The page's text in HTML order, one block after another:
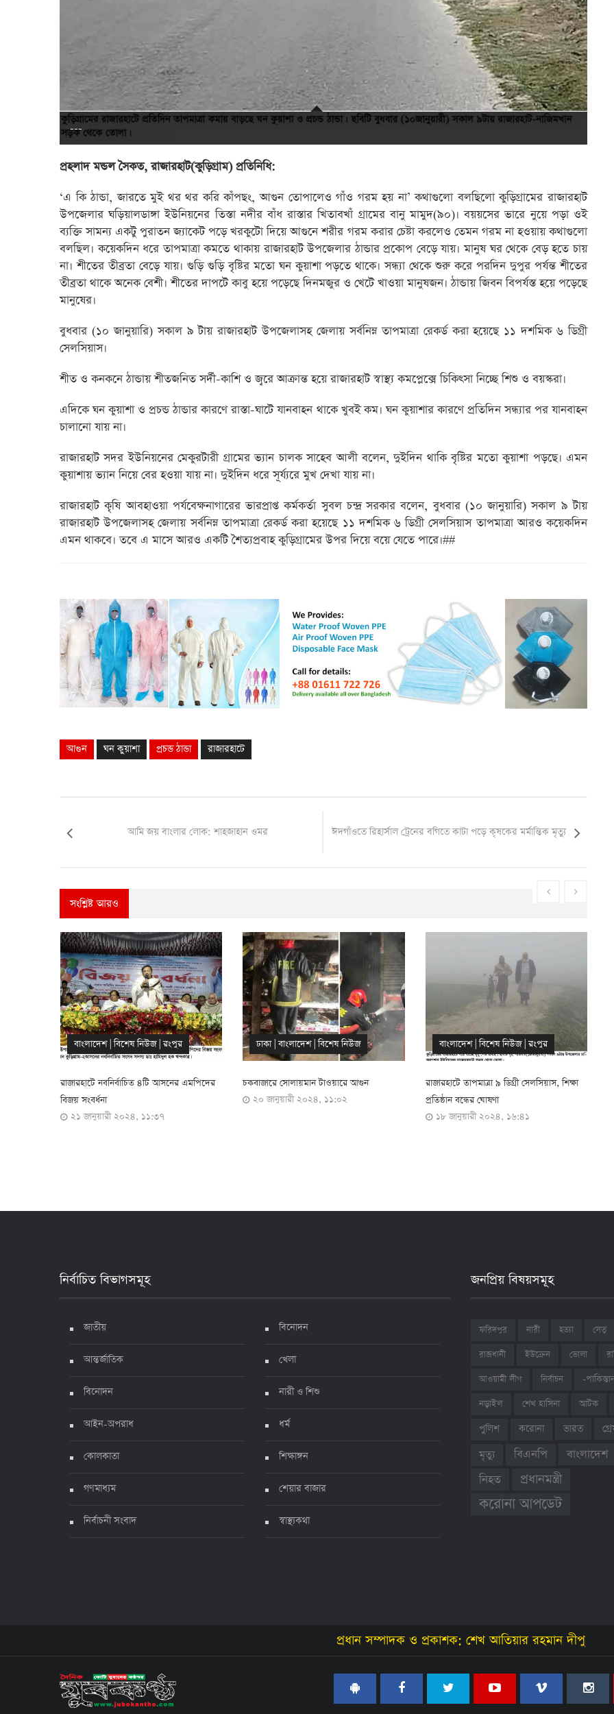
---
প্রহলাদ মন্ডল সৈকত, রাজারহাট(কুড়িগ্রাম) প্রতিনিধি:
‘এ কি ঠান্ডা, জারতে মুই থর থর করি কাঁপছং, আগুন তোপালেও গাঁও গরম হয় না’ কথাগুলো বলছিলো কুড়িগ্রামের রাজারহাট
উপজেলার ঘড়িয়ালডাঙ্গা ইউনিয়নের তিস্তা নদীর বাঁধ রাস্তার খিতাবখাঁ গ্রামের বানু মামুদ(৯০)। বয়য়সের ভারে নুয়ে পড়া ওই
ব্যক্তি সামন্য একটু পুরাতন জ্যাকেট পড়ে খরকুটো দিয়ে আগুনে শরীর গরম করার চেষ্টা করলেও তেমন গরম না হওয়ায় কথাগুলো
বলছিল। কয়েকদিন ধরে তাপমাত্রা কমতে থাকায় রাজারহাট উপজেলার ঠান্ডার প্রকোপ বেড়ে যায়। মানুষ ঘর থেকে বেড় হতে চায়
না। শীতের তীব্রতা বেড়ে যায়। গুড়ি গুড়ি বৃষ্টির মতো ঘন কুয়াশা পড়তে থাকে। সন্ধ্যা থেকে শুরু করে পরদিন দুপুর পর্যন্ত শীতের
তীব্রতা থাকে অনেক বেশী। শীতের দাপটে কাবু হয়ে পড়েছে দিনমজুর ও খেটে খাওয়া মানুষজন। ঠান্ডায় জিবন বিপর্যস্ত হয়ে পড়েছে
মানুষের।
বুধবার (১০ জানুয়ারি) সকাল ৯ টায় রাজারহাট উপজেলাসহ জেলায় সর্বনিম্ন তাপমাত্রা রেকর্ড করা হয়েছে ১১ দশমিক ৬ ডিগ্রী
সেলসিয়াস।
শীত ও কনকনে ঠান্ডায় শীতজনিত সর্দী-কাশি ও জ্বরে আক্রান্ত হয়ে রাজারহাট স্বাস্থ্য কমপ্লেক্সে চিকিৎসা নিচ্ছে শিশু ও বয়স্করা।
এদিকে ঘন কুয়াশা ও প্রচন্ড ঠান্ডার কারণে রাস্তা-ঘাটে যানবাহন থাকে খুবই কম। ঘন কুয়াশার কারণে প্রতিদিন সন্ধ্যার পর যানবাহন
চালানো যায় না।
রাজারহাট সদর ইউনিয়নের মেকুরটারী গ্রামের ভ্যান চালক সাহেব আলী বলেন, দুইদিন থাকি বৃষ্টির মতো কুয়াশা পড়ছে। এমন
কুয়াশায় ভ্যান নিয়ে বের হওয়া যায় না। দুইদিন ধরে সূর্য্যরে মুখ দেখা যায় না।
রাজারহাট কৃষি আবহাওয়া পর্যবেক্ষনাগারের ভারপ্রাপ্ত কর্মকর্তা সুবল চন্দ্র সরকার বলেন, বুধবার (১০ জানুয়ারি) সকাল ৯ টায়
রাজারহাট উপজেলাসহ জেলায় সর্বনিম্ন তাপমাত্রা রেকর্ড করা হয়েছে ১১ দশমিক ৬ ডিগ্রী সেলসিয়াস তাপমাত্রা আরও কয়েকদিন
এমন থাকবে। তবে এ মাসে আরও একটি শৈত্যপ্রবাহ কুড়িগ্রামের উপর দিয়ে বয়ে যেতে পারে।##
আগুন ঘন কুয়াশা প্রচন্ড ঠান্ডা রাজারহাটে
আমি জয় বাংলার লোক: শাহজাহান ওমর ঈদগাঁওতে রিহার্সাল ট্রেনের বগিতে কাটা পড়ে কৃষকের মর্মান্তিক মৃত্যু
সংশ্লিষ্ট আরও
ঢাকা|বাংলাদেশ|বিশেষ নিউজ
চকবাজারে সোলায়মান টাওয়ারে আগুন
২০ জানুয়ারী ২০২৪, ১১:০২
বাংলাদেশ|বিশেষ নিউজ|রংপুর
রাজারহাটে তাপমাত্রা ৯ ডিগ্রী সেলসিয়াস, শিক্ষা
প্রতিষ্ঠান বন্ধের ঘোষণা
ধর্ম|বাংলাদেশ|বিশেষ নিউজ|রংপুর
রাজারহাটে লাঠিয়ালে পাঠে মহাদেব পূজা ও পৌষ
মেলা অনুষ্ঠিত
১৫ জানুয়ারী ২০২৪, ১৪:৫৯
নির্বাচিত বিভাগসমূহ
জাতীয়
আন্তর্জাতিক
বিনোদন
আইন-অপরাধ
কোলকাতা
গণমাধ্যম
নির্বাচনী সংবাদ
বিনোদন
খেলা
নারী ও শিশু
ধর্ম
শিক্ষাঙ্গন
শেয়ার বাজার
স্বাস্থ্যকথা
জনপ্রিয় বিষয়সমূহ
ফরিদপুর নারী হত্যা সেতু
রাজধানী ইউক্রেন ভোলা
আওয়ামী লীগ
নির্বাচন
-
নড়াইল
শেখ হাসিনা আটক
পুলিশ
করোনা ভারত
মৃত্যু
বিএনপি
বাংলাদেশ
নিহত
প্রধানমন্ত্রী
করোনা আপডেট
প্রধান সম্পাদক ও প্রকাশক: শেখ আতিয়ার রহমান দীপু